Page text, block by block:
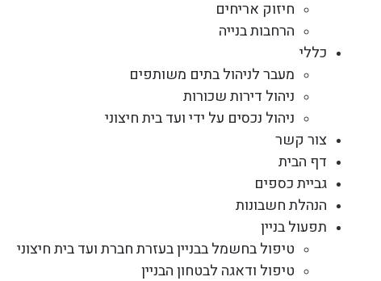
חיזוק אריחים
הרחבות בנייה
כללי
מעבר לניהול בתים משותפים
ניהול דירות שכורות
ניהול נכסים על ידי ועד בית חיצוני
צור קשר
דף הבית
גביית כספים
הנהלת חשבונות
תפעול בניין
טיפול בחשמל בבניין בעזרת חברת ועד בית חיצוני
טיפול ודאגה לבטחון הבניין